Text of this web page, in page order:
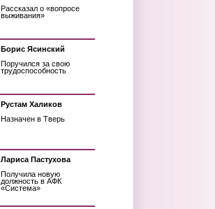
Рассказал о «вопросе
выживания»
Борис Ясинский
Поручился за свою
трудоспособность
Рустам Халиков
Назначен в Тверь
Лариса Пастухова
Получила новую
должность в АФК
«Система»